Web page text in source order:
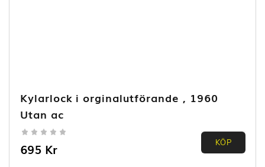
Kylarlock i orginalutförande , 1960
Utan ac
0.00
695 Kr KÖP